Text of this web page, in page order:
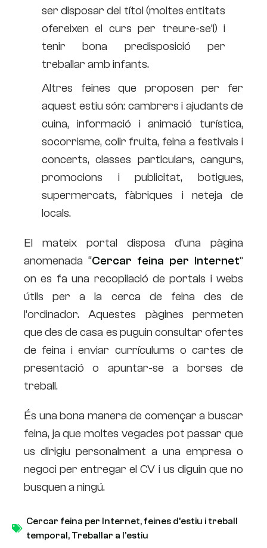
ser disposar del títol (moltes entitats
ofereixen el curs per treure-se’l) i
tenir bona predisposició per
treballar amb infants.
Altres feines que proposen per fer
aquest estiu són: cambrers i ajudants de
cuina, informació i animació turística,
socorrisme, colir fruita, feina a festivals i
concerts, classes particulars, cangurs,
promocions i publicitat, botigues,
supermercats, fàbriques i neteja de
locals.
El mateix portal disposa d’una pàgina
anomenada “Cercar feina per Internet”
on es fa una recopilació de portals i webs
útils per a la cerca de feina des de
l’ordinador. Aquestes pàgines permeten
que des de casa es puguin consultar ofertes
de feina i enviar currículums o cartes de
presentació o apuntar-se a borses de
treball.
És una bona manera de començar a buscar
feina, ja que moltes vegades pot passar que
us dirigiu personalment a una empresa o
negoci per entregar el CV i us diguin que no
busquen a ningú.
Cercar feina per Internet, feines d’estiu i treball
temporal, Treballar a l’estiu